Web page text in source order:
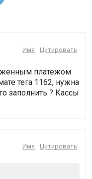
Имя Цитировать
платежом
тега 1162, нужна
заполнить ? Кассы
Имя Цитировать